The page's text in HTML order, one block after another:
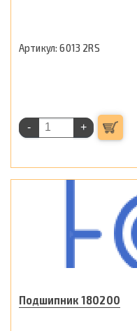
6013 2RS
- +
Подшипник 180200